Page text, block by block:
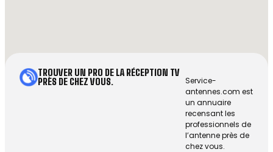
TROUVER UN PRO DE LA RÉCEPTION TV
PRÈS DE CHEZ VOUS.
Service-
antennes.com est
un annuaire
recensant les
professionnels de
l’antenne près de
chez vous.